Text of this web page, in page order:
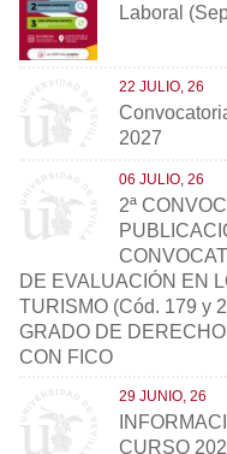
Laboral
22 JULIO, 26
2027
06 JULIO, 26
2ª
DE EVALUACIÓN EN
TURISMO (Cód. 179 y
GRADO DE
CON FICO
29 JUNIO, 26
CURSO